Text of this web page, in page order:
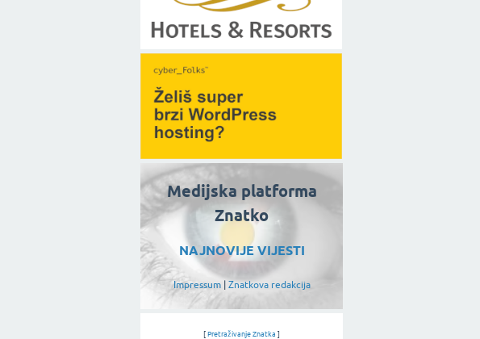
Medijska platforma
Znatko
NAJNOVIJE VIJESTI
Impressum| Znatkova redakcija
[ Pretraživanje Znatka ]